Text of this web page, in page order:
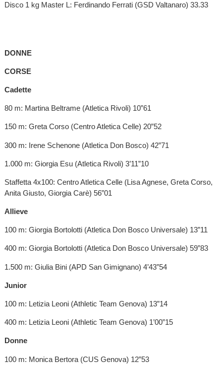
Disco 1 kg Master L: Ferdinando Ferrati (GSD Valtanaro) 33.33
DONNE
CORSE
Cadette
80 m: Martina Beltrame (Atletica Rivoli) 10”61
150 m: Greta Corso (Centro Atletica Celle) 20”52
300 m: Irene Schenone (Atletica Don Bosco) 42”71
1.000 m: Giorgia Esu (Atletica Rivoli) 3’11”10
Staffetta 4x100: Centro Atletica Celle (Lisa Agnese, Greta Corso,
Anita Giusto, Giorgia Carè) 56”01
Allieve
100 m: Giorgia Bortolotti (Atletica Don Bosco Universale) 13”11
400 m: Giorgia Bortolotti (Atletica Don Bosco Universale) 59”83
1.500 m: Giulia Bini (APD San Gimignano) 4’43”54
Junior
100 m: Letizia Leoni (Athletic Team Genova) 13”14
400 m: Letizia Leoni (Athletic Team Genova) 1’00”15
Donne
100 m: Monica Bertora (CUS Genova) 12”53